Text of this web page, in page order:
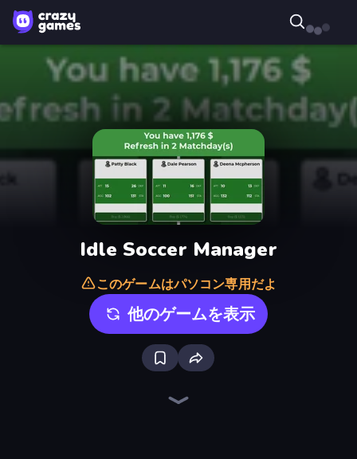
Idle Soccer Manager
このゲームはパソコン専用だよ
他のゲームを表示